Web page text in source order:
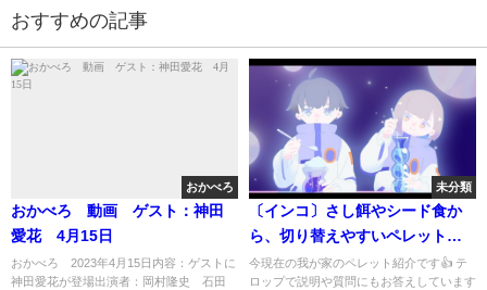
おすすめの記事
おかべろ
おかべろ 動画 ゲスト：神田
愛花 4月15日
おかべろ 2023年4月15日内容：ゲストに
神田愛花が登場出演者：岡村隆史 石田
未分類
〔インコ〕さし餌やシード食か
ら、切り替えやすいペレットと
やり方
今現在の我が家のペレット紹介です👍 テ
ロップで説明や質問にもお答えしています